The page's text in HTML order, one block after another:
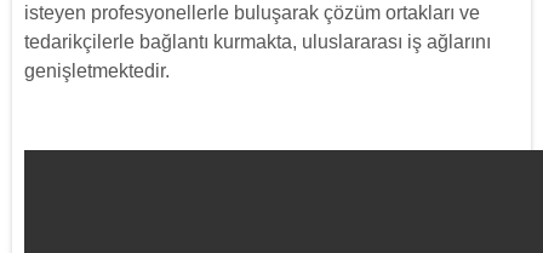
isteyen profesyonellerle buluşarak çözüm ortakları ve
tedarikçilerle bağlantı kurmakta, uluslararası iş ağlarını
genişletmektedir.